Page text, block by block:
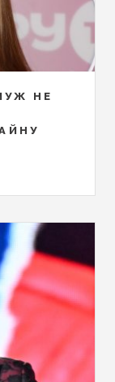
НЕ